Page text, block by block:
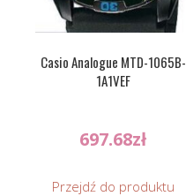
Casio Analogue MTD-1065B-
1A1VEF
697.68zł
Przejdź do produktu